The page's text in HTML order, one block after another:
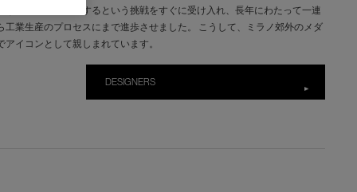
なアイテムを生産するという挑戦をすぐに受け入れ、長年にわたって一連
業生産のプロセスにまで進歩させました。 こうして、ミラノ郊外のメダ
イコンとして親しまれています。
DESIGNERS